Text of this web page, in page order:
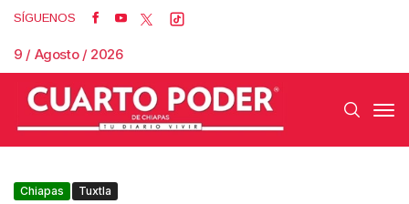
SÍGUENOS
9 / Agosto / 2026
Chiapas Tuxtla